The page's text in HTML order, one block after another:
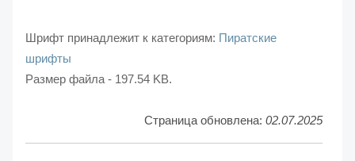
Шрифт принадлежит к категориям: Пиратские
шрифты
Размер файла - 197.54 KB.
Страница обновлена: 02.07.2025